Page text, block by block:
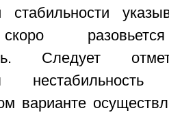
стабильности
Следует
варианте